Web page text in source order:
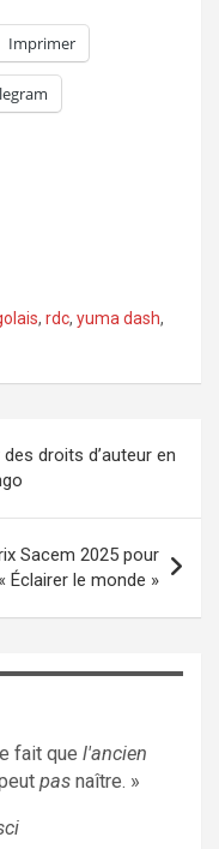
Imprimer
, rdc, yuma dash,
droits d’auteur en
Sacem 2025 pour
« Éclairer le monde »
fait que l'ancien
pasnaître. »